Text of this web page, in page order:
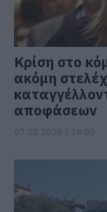
Κρίση στο
ακόμη
αποφάσεων